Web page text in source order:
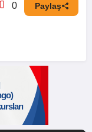
0 Paylaş